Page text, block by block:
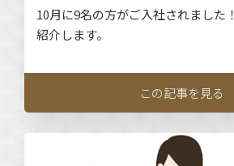
10月に9名の方がご入社されました
紹介します。
この記事を見る